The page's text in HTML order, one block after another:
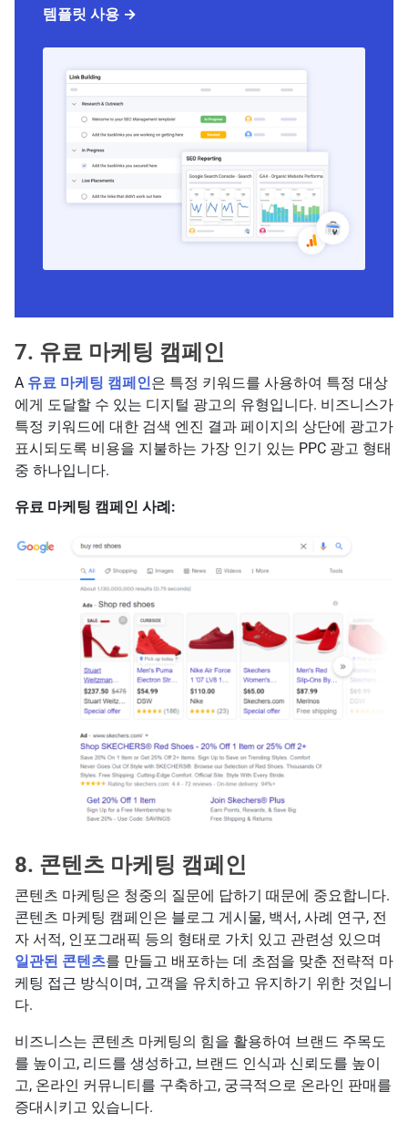
템플릿 사용 →
7. 유료 마케팅 캠페인
A 유료 마케팅 캠페인은 특정 키워드를 사용하여 특정 대상
에게 도달할 수 있는 디지털 광고의 유형입니다. 비즈니스가
특정 키워드에 대한 검색 엔진 결과 페이지의 상단에 광고가
표시되도록 비용을 지불하는 가장 인기 있는 PPC 광고 형태
중 하나입니다.
유료 마케팅 캠페인 사례:
8. 콘텐츠 마케팅 캠페인
콘텐츠 마케팅은 청중의 질문에 답하기 때문에 중요합니다.
콘텐츠 마케팅 캠페인은 블로그 게시물, 백서, 사례 연구, 전
자 서적, 인포그래픽 등의 형태로 가치 있고 관련성 있으며
일관된 콘텐츠를 만들고 배포하는 데 초점을 맞춘 전략적 마
케팅 접근 방식이며, 고객을 유치하고 유지하기 위한 것입니
다.
비즈니스는 콘텐츠 마케팅의 힘을 활용하여 브랜드 주목도
를 높이고, 리드를 생성하고, 브랜드 인식과 신뢰도를 높이
고, 온라인 커뮤니티를 구축하고, 궁극적으로 온라인 판매를
증대시키고 있습니다.